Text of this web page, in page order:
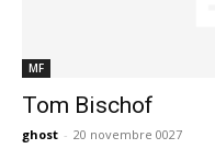
MF
Tom Bischof
ghost - 20 novembre 0027